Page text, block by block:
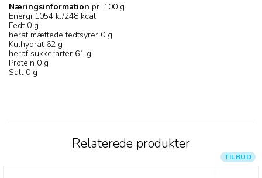
Næringsinformation pr. 100 g.
Energi 1054 kJ/248 kcal
Fedt 0 g
heraf mættede fedtsyrer 0 g
Kulhydrat 62 g
heraf sukkerarter 61 g
Protein 0 g
Salt 0 g
Relaterede produkter
TILBUD